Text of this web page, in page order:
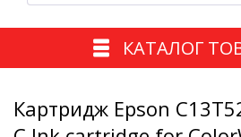
КАТАЛОГ
Картридж Epson